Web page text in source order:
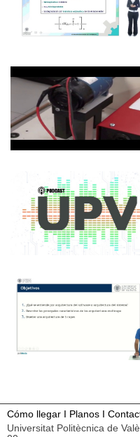
Cómo llegar I Planos I
Universitat Politècnica de